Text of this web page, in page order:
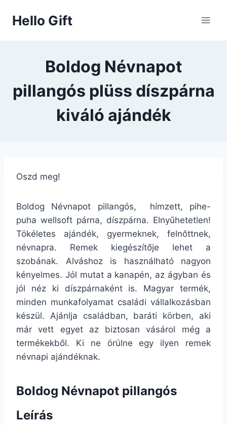
Hello Gift
Boldog Névnapot
pillangós plüss díszpárna
kiváló ajándék
Oszd meg!
Boldog Névnapot pillangós, hímzett, pihe-
puha wellsoft párna, díszpárna. Elnyűhetetlen!
Tökéletes ajándék, gyermeknek, felnőttnek,
névnapra. Remek kiegészítője lehet a
szobának. Alváshoz is használható nagyon
kényelmes. Jól mutat a kanapén, az ágyban és
jól néz ki díszpárnaként is. Magyar termék,
minden munkafolyamat családi vállalkozásban
készül. Ajánlja családban, baráti körben, aki
már vett egyet az biztosan vásárol még a
termékekből. Ki ne örülne egy ilyen remek
névnapi ajándéknak.
Boldog Névnapot pillangós
Leírás